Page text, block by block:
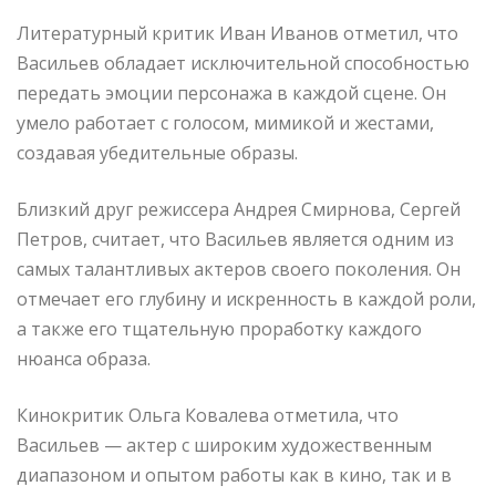
Литературный критик Иван Иванов отметил, что
Васильев обладает исключительной способностью
передать эмоции персонажа в каждой сцене. Он
умело работает с голосом, мимикой и жестами,
создавая убедительные образы.
Близкий друг режиссера Андрея Смирнова, Сергей
Петров, считает, что Васильев является одним из
самых талантливых актеров своего поколения. Он
отмечает его глубину и искренность в каждой роли,
а также его тщательную проработку каждого
нюанса образа.
Кинокритик Ольга Ковалева отметила, что
Васильев — актер с широким художественным
диапазоном и опытом работы как в кино, так и в